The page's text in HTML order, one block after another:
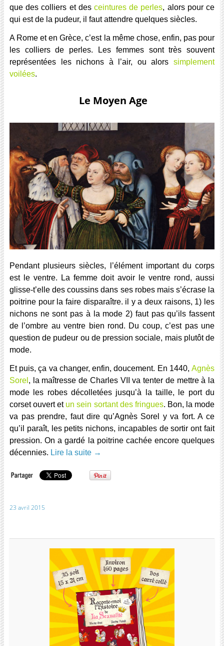
que des colliers et des ceintures de perles, alors pour ce
qui est de la pudeur, il faut attendre quelques siècles.
A Rome et en Grèce, c’est la même chose, enfin, pas pour
les colliers de perles. Les femmes sont très souvent
représentées les nichons à l’air, ou alorssimplement
voilées.
Le Moyen Age
Pendant plusieurs siècles, l’élément important du corps
est le ventre. La femme doit avoir le ventre rond, aussi
glisse-t’elle des coussins dans ses robes mais s’écrase la
poitrine pour la faire disparaître. il y a deux raisons, 1) les
nichons ne sont pas à la mode 2) faut pas qu’ils fassent
de l’ombre au ventre bien rond. Du coup, c’est pas une
question de pudeur ou de pression sociale, mais plutôt de
mode.
Et puis, ça va changer, enfin, doucement. En 1440,Agnès
Sorel , la maîtresse de Charles VII va tenter de mettre à la
mode les robes décolletées jusqu’à la taille, le port du
corset ouvert et un sein sortant des fringues. Bon, la mode
va pas prendre, faut dire qu’Agnès Sorel y va fort. A ce
qu’il paraît, les petits nichons, incapables de sortir ont fait
pression. On a gardé la poitrine cachée encore quelques
décennies. Lire la suite →
23 avril 2015